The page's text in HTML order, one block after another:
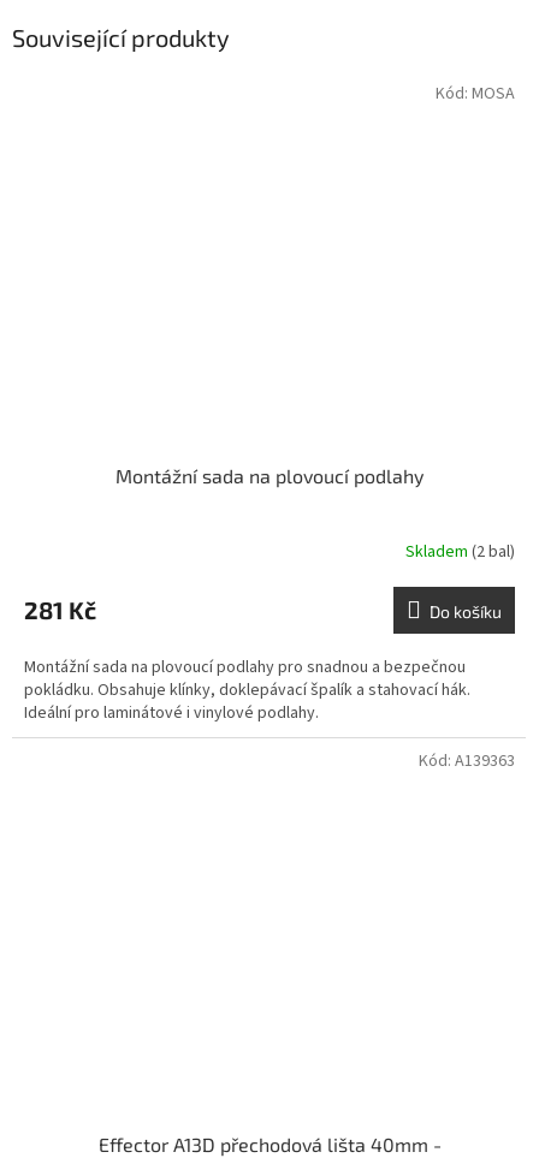
Související produkty
Montážní sada na plovoucí podlahy
Skladem (2 bal)
281 Kč Do košíku
Montážní sada na plovoucí podlahy pro snadnou a bezpečnou
pokládku. Obsahuje klínky, doklepávací špalík a stahovací hák.
Ideální pro laminátové i vinylové podlahy.
Kód: MOSA
Effector A13D přechodová lišta 40mm -
Kód: A139363